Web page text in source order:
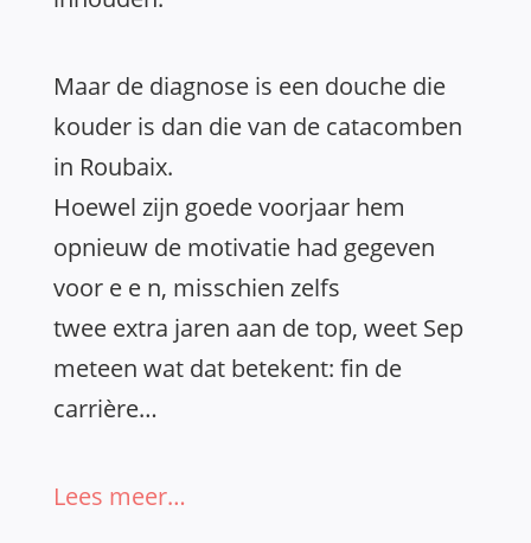
Maar de diagnose is een douche die
kouder is dan die van de catacomben
in Roubaix.
Hoewel zijn goede voorjaar hem
opnieuw de motivatie had gegeven
voor e e n, misschien zelfs
twee extra jaren aan de top, weet Sep
meteen wat dat betekent: fin de
carrière…
Lees meer…